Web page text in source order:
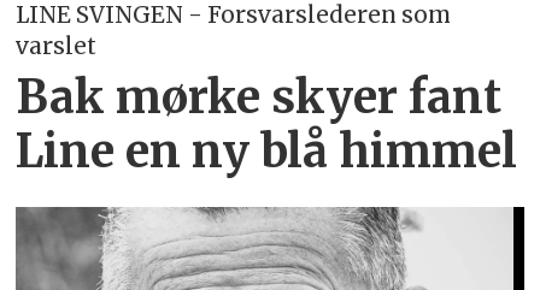
LINE SVINGEN - Forsvarslederen som
varslet
Bak mørke skyer fant
Line en ny blå himmel